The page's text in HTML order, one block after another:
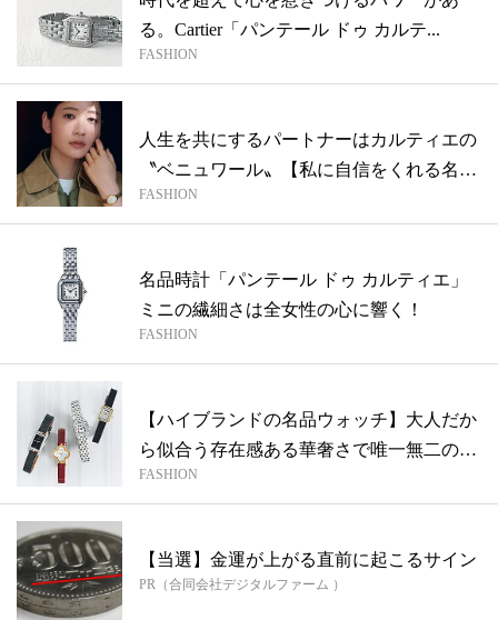
る。Cartier「パンテール ドゥ カルテ...
FASHION
人生を共にするパートナーはカルティエの
〝ベニュワール〟【私に自信をくれる名品
ウォ...
FASHION
名品時計「パンテール ドゥ カルティエ」
ミニの繊細さは全女性の心に響く！
FASHION
【ハイブランドの名品ウォッチ】大人だか
ら似合う存在感ある華奢さで唯一無二の品
格を
FASHION
【当選】金運が上がる直前に起こるサイン
PR（合同会社デジタルファーム ）